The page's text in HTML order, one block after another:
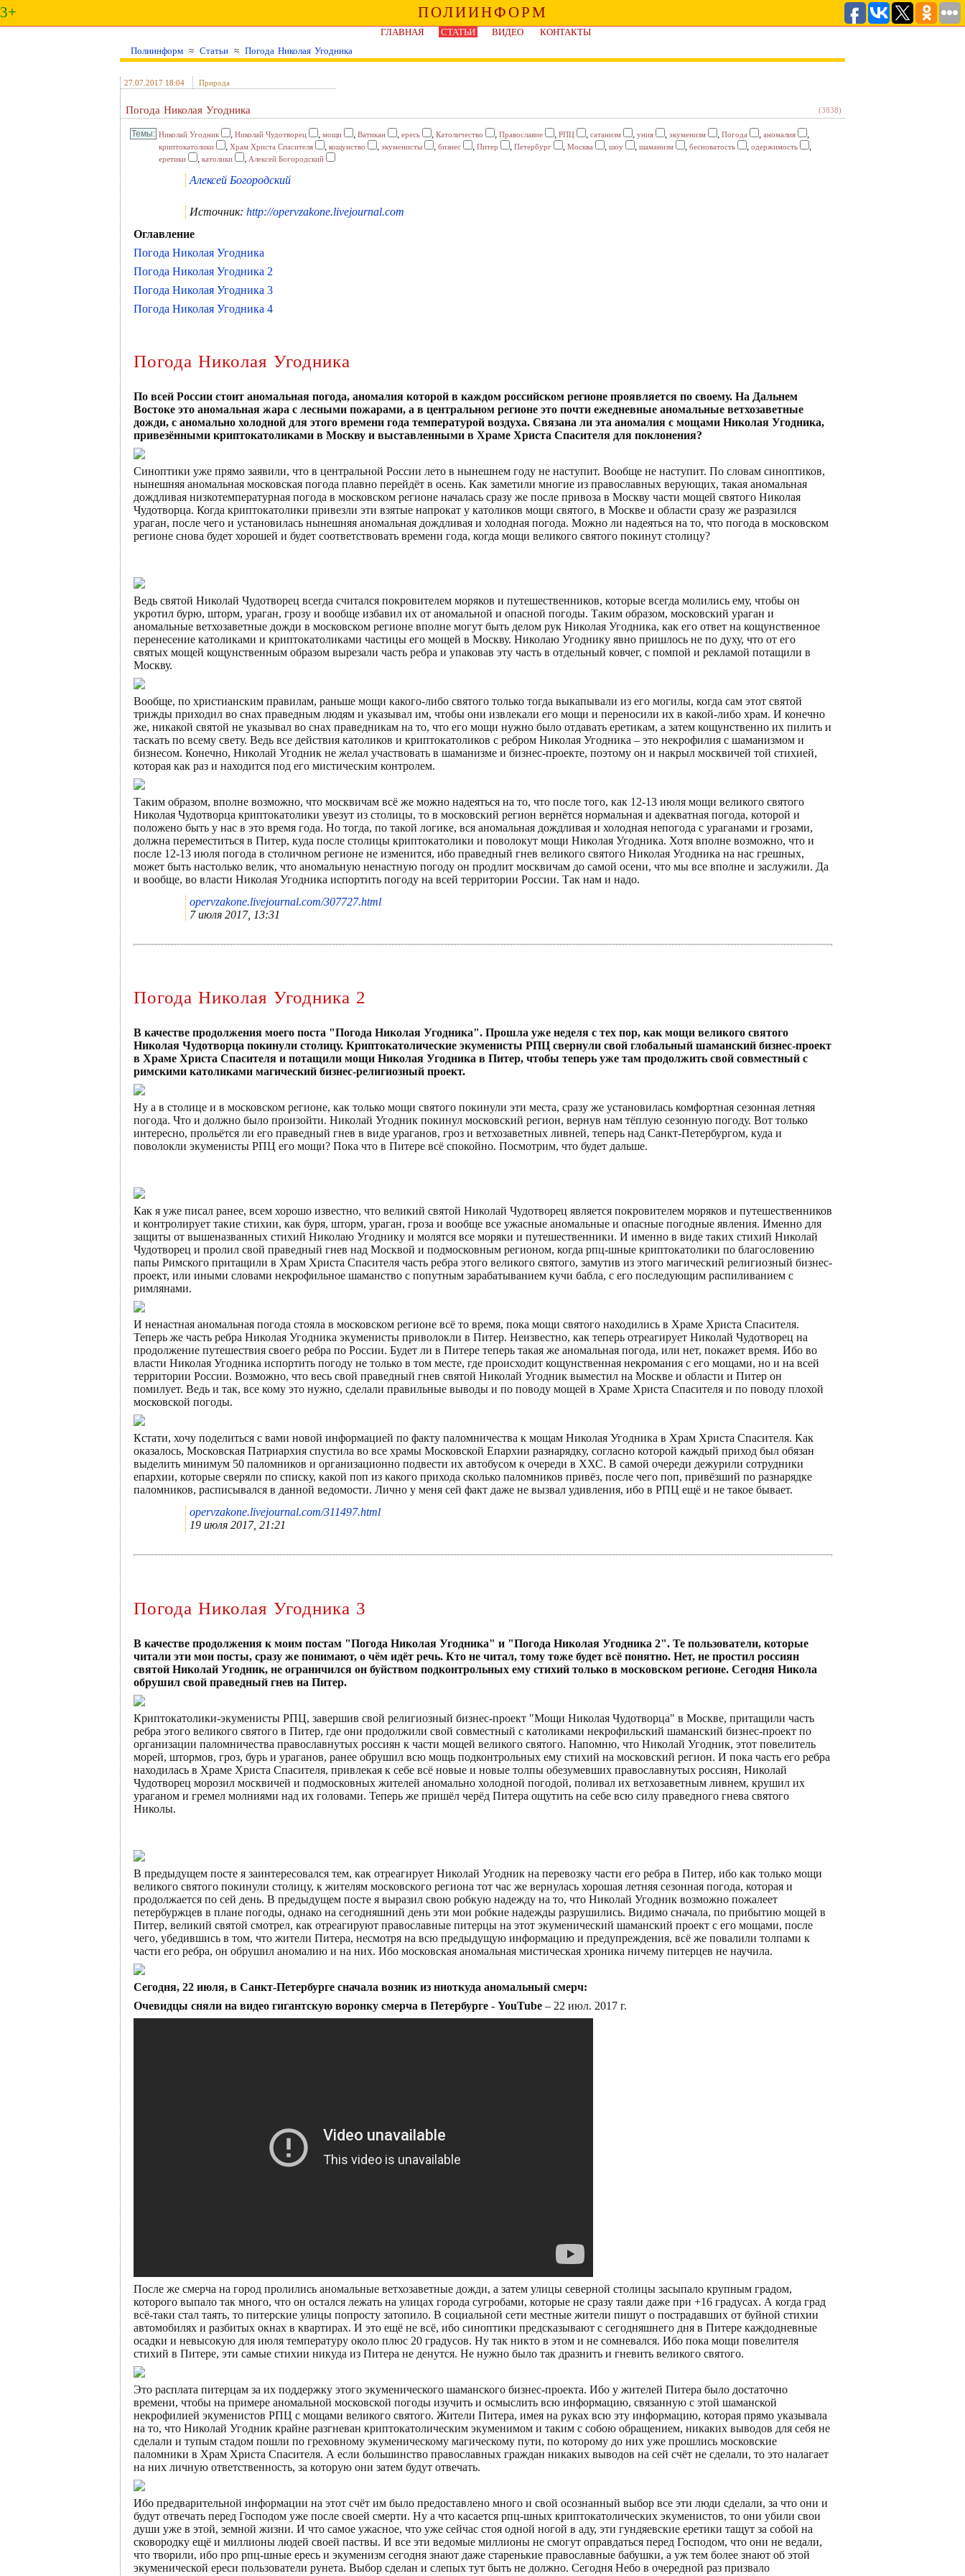
3+ ПОЛИИНФОРМ
ГЛАВНАЯ СТАТЬИ ВИДЕО
КОНТАКТЫ
Полиинформ ≈ Статьи ≈ Погода Николая Угодника
27.07.2017 18:04 Природа
Погода Николая Угодника (3838)
Николай Угодник , Николай Чудотворец , мощи , Ватикан , ересь , Католичество , Православие , РПЦ , сатанизм , уния , экуменизм , Погода , аномалия ,
криптокатолики , Храм Христа Спасителя , кощунство , экуменисты , бизнес , Питер , Петербург , Москва , шоу , шаманизм , бесноватость , одержимость ,
еретики , католики , Алексей Богородский
Алексей Богородский
Источник: http://opervzakone.livejournal.com
Оглавление
Погода Николая Угодника
Погода Николая Угодника 2
Погода Николая Угодника 3
Погода Николая Угодника 4
Погода Николая Угодника
По всей России стоит аномальная погода, аномалия которой в каждом российском регионе проявляется по своему. На Дальнем
Востоке это аномальная жара с лесными пожарами, а в центральном регионе это почти ежедневные аномальные ветхозаветные
дожди, с аномально холодной для этого времени года температурой воздуха. Связана ли эта аномалия с мощами Николая Угодника,
привезёнными криптокатоликами в Москву и выставленными в Храме Христа Спасителя для поклонения?
Синоптики уже прямо заявили, что в центральной России лето в нынешнем году не наступит. Вообще не наступит. По словам синоптиков,
нынешняя аномальная московская погода плавно перейдёт в осень. Как заметили многие из православных верующих, такая аномальная
дождливая низкотемпературная погода в московском регионе началась сразу же после привоза в Москву части мощей святого Николая
Чудотворца. Когда криптокатолики привезли эти взятые напрокат у католиков мощи святого, в Москве и области сразу же разразился
ураган, после чего и установилась нынешняя аномальная дождливая и холодная погода. Можно ли надеяться на то, что погода в московском
регионе снова будет хорошей и будет соответствовать времени года, когда мощи великого святого покинут столицу?
Ведь святой Николай Чудотворец всегда считался покровителем моряков и путешественников, которые всегда молились ему, чтобы он
укротил бурю, шторм, ураган, грозу и вообще избавил их от аномальной и опасной погоды. Таким образом, московский ураган и
аномальные ветхозаветные дожди в московском регионе вполне могут быть делом рук Николая Угодника, как его ответ на кощунственное
перенесение католиками и криптокатоликами частицы его мощей в Москву. Николаю Угоднику явно пришлось не по духу, что от его
святых мощей кощунственным образом вырезали часть ребра и упаковав эту часть в отдельный ковчег, с помпой и рекламой потащили в
Москву.
Вообще, по христианским правилам, раньше мощи какого-либо святого только тогда выкапывали из его могилы, когда сам этот святой
трижды приходил во снах праведным людям и указывал им, чтобы они извлекали его мощи и переносили их в какой-либо храм. И конечно
же, никакой святой не указывал во снах праведникам на то, что его мощи нужно было отдавать еретикам, а затем кощунственно их пилить и
таскать по всему свету. Ведь все действия католиков и криптокатоликов с ребром Николая Угодника – это некрофилия с шаманизмом и
бизнесом. Конечно, Николай Угодник не желал участвовать в шаманизме и бизнес-проекте, поэтому он и накрыл москвичей той стихией,
которая как раз и находится под его мистическим контролем.
Таким образом, вполне возможно, что москвичам всё же можно надеяться на то, что после того, как 12-13 июля мощи великого святого
Николая Чудотворца криптокатолики увезут из столицы, то в московский регион вернётся нормальная и адекватная погода, которой и
положено быть у нас в это время года. Но тогда, по такой логике, вся аномальная дождливая и холодная непогода с ураганами и грозами,
должна переместиться в Питер, куда после столицы криптокатолики и поволокут мощи Николая Угодника. Хотя вполне возможно, что и
после 12-13 июля погода в столичном регионе не изменится, ибо праведный гнев великого святого Николая Угодника на нас грешных,
может быть настолько велик, что аномальную ненастную погоду он продлит москвичам до самой осени, что мы все вполне и заслужили. Да
и вообще, во власти Николая Угодника испортить погоду на всей территории России. Так нам и надо.
opervzakone.livejournal.com/307727.html
7 июля 2017, 13:31
Погода Николая Угодника 2
В качестве продолжения моего поста "Погода Николая Угодника". Прошла уже неделя с тех пор, как мощи великого святого
Николая Чудотворца покинули столицу. Криптокатолические экуменисты РПЦ свернули свой глобальный шаманский бизнес-проект
в Храме Христа Спасителя и потащили мощи Николая Угодника в Питер, чтобы теперь уже там продолжить свой совместный с
римскими католиками магический бизнес-религиозный проект.
Ну а в столице и в московском регионе, как только мощи святого покинули эти места, сразу же установилась комфортная сезонная летняя
погода. Что и должно было произойти. Николай Угодник покинул московский регион, вернув нам тёплую сезонную погоду. Вот только
интересно, прольётся ли его праведный гнев в виде ураганов, гроз и ветхозаветных ливней, теперь над Санкт-Петербургом, куда и
поволокли экуменисты РПЦ его мощи? Пока что в Питере всё спокойно. Посмотрим, что будет дальше.
Как я уже писал ранее, всем хорошо известно, что великий святой Николай Чудотворец является покровителем моряков и путешественников
и контролирует такие стихии, как буря, шторм, ураган, гроза и вообще все ужасные аномальные и опасные погодные явления. Именно для
защиты от вышеназванных стихий Николаю Угоднику и молятся все моряки и путешественники. И именно в виде таких стихий Николай
Чудотворец и пролил свой праведный гнев над Москвой и подмосковным регионом, когда рпц-шные криптокатолики по благословению
папы Римского притащили в Храм Христа Спасителя часть ребра этого великого святого, замутив из этого магический религиозный бизнес-
проект, или иными словами некрофильное шаманство с попутным зарабатыванием кучи бабла, с его последующим распиливанием с
римлянами.
И ненастная аномальная погода стояла в московском регионе всё то время, пока мощи святого находились в Храме Христа Спасителя.
Теперь же часть ребра Николая Угодника экуменисты приволокли в Питер. Неизвестно, как теперь отреагирует Николай Чудотворец на
продолжение путешествия своего ребра по России. Будет ли в Питере теперь такая же аномальная погода, или нет, покажет время. Ибо во
власти Николая Угодника испортить погоду не только в том месте, где происходит кощунственная некромания с его мощами, но и на всей
территории России. Возможно, что весь свой праведный гнев святой Николай Угодник выместил на Москве и области и Питер он
помилует. Ведь и так, все кому это нужно, сделали правильные выводы и по поводу мощей в Храме Христа Спасителя и по поводу плохой
московской погоды.
Кстати, хочу поделиться с вами новой информацией по факту паломничества к мощам Николая Угодника в Храм Христа Спасителя. Как
оказалось, Московская Патриархия спустила во все храмы Московской Епархии разнарядку, согласно которой каждый приход был обязан
выделить минимум 50 паломников и организационно подвести их автобусом к очереди в ХХС. В самой очереди дежурили сотрудники
епархии, которые сверяли по списку, какой поп из какого прихода сколько паломников привёз, после чего поп, привёзший по разнарядке
паломников, расписывался в данной ведомости. Лично у меня сей факт даже не вызвал удивления, ибо в РПЦ ещё и не такое бывает.
opervzakone.livejournal.com/311497.html
19 июля 2017, 21:21
Погода Николая Угодника 3
В качестве продолжения к моим постам "Погода Николая Угодника" и "Погода Николая Угодника 2". Те пользователи, которые
читали эти мои посты, сразу же понимают, о чём идёт речь. Кто не читал, тому тоже будет всё понятно. Нет, не простил россиян
святой Николай Угодник, не ограничился он буйством подконтрольных ему стихий только в московском регионе. Сегодня Никола
обрушил свой праведный гнев на Питер.
Криптокатолики-экуменисты РПЦ, завершив свой религиозный бизнес-проект "Мощи Николая Чудотворца" в Москве, притащили часть
ребра этого великого святого в Питер, где они продолжили свой совместный с католиками некрофильский шаманский бизнес-проект по
организации паломничества православнутых россиян к части мощей великого святого. Напомню, что Николай Угодник, этот повелитель
морей, штормов, гроз, бурь и ураганов, ранее обрушил всю мощь подконтрольных ему стихий на московский регион. И пока часть его ребра
находилась в Храме Христа Спасителя, привлекая к себе всё новые и новые толпы обезумевших православнутых россиян, Николай
Чудотворец морозил москвичей и подмосковных жителей аномально холодной погодой, поливал их ветхозаветным ливнем, крушил их
ураганом и гремел молниями над их головами. Теперь же пришёл черёд Питера ощутить на себе всю силу праведного гнева святого
Николы.
В предыдущем посте я заинтересовался тем, как отреагирует Николай Угодник на перевозку части его ребра в Питер, ибо как только мощи
великого святого покинули столицу, к жителям московского региона тот час же вернулась хорошая летняя сезонная погода, которая и
продолжается по сей день. В предыдущем посте я выразил свою робкую надежду на то, что Николай Угодник возможно пожалеет
петербуржцев в плане погоды, однако на сегодняшний день эти мои робкие надежды разрушились. Видимо сначала, по прибытию мощей в
Питер, великий святой смотрел, как отреагируют православные питерцы на этот экуменический шаманский проект с его мощами, после
чего, убедившись в том, что жители Питера, несмотря на всю предыдущую информацию и предупреждения, всё же повалили толпами к
части его ребра, он обрушил аномалию и на них. Ибо московская аномальная мистическая хроника ничему питерцев не научила.
Сегодня, 22 июля, в Санкт-Петербурге сначала возник из ниоткуда аномальный смерч:
Очевидцы сняли на видео гигантскую воронку смерча в Петербурге - YouTube – 22 июл. 2017 г.
После же смерча на город пролились аномальные ветхозаветные дожди, а затем улицы северной столицы засыпало крупным градом,
которого выпало так много, что он остался лежать на улицах города сугробами, которые не сразу таяли даже при +16 градусах. А когда град
всё-таки стал таять, то питерские улицы попросту затопило. В социальной сети местные жители пишут о пострадавших от буйной стихии
автомобилях и разбитых окнах в квартирах. И это ещё не всё, ибо синоптики предсказывают с сегодняшнего дня в Питере каждодневные
осадки и невысокую для июля температуру около плюс 20 градусов. Ну так никто в этом и не сомневался. Ибо пока мощи повелителя
стихий в Питере, эти самые стихии никуда из Питера не денутся. Не нужно было так дразнить и гневить великого святого.
Это расплата питерцам за их поддержку этого экуменического шаманского бизнес-проекта. Ибо у жителей Питера было достаточно
времени, чтобы на примере аномальной московской погоды изучить и осмыслить всю информацию, связанную с этой шаманской
некрофилией экуменистов РПЦ с мощами великого святого. Жители Питера, имея на руках всю эту информацию, которая прямо указывала
на то, что Николай Угодник крайне разгневан криптокатолическим экуменимом и таким с собою обращением, никаких выводов для себя не
сделали и тупым стадом пошли по греховному экуменическому магическому пути, по которому до них уже прошлись московские
паломники в Храм Христа Спасителя. А если большинство православных граждан никаких выводов на сей счёт не сделали, то это налагает
на них личную ответственность, за которую они затем будут отвечать.
Ибо предварительной информации на этот счёт им было предоставлено много и свой осознанный выбор все эти люди сделали, за что они и
будут отвечать перед Господом уже после своей смерти. Ну а что касается рпц-шных криптокатолических экуменистов, то они убили свои
души уже в этой, земной жизни. И что самое ужасное, что уже сейчас стоя одной ногой в аду, эти гундяевские еретики тащут за собой на
сковородку ещё и миллионы людей своей паствы. И все эти ведомые миллионы не смогут оправдаться перед Господом, что они не ведали,
что творили, ибо про рпц-шные ересь и экуменизм сегодня знают даже старенькие православные бабушки, а уж тем более знают об этой
экуменической ереси пользователи рунета. Выбор сделан и слепых тут быть не должно. Сегодня Небо в очередной раз призвало